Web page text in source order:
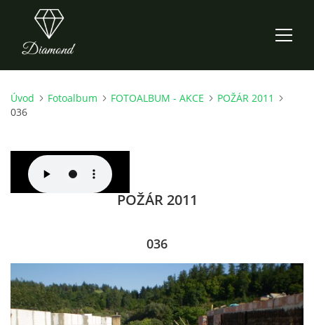
ÚVOD
O NÁS
KDY, KDE A CO HRAJEME
Úvod Fotoalbum FOTOALBUM - AKCE
POŽÁR 2011
036
POŽÁR 2011
036